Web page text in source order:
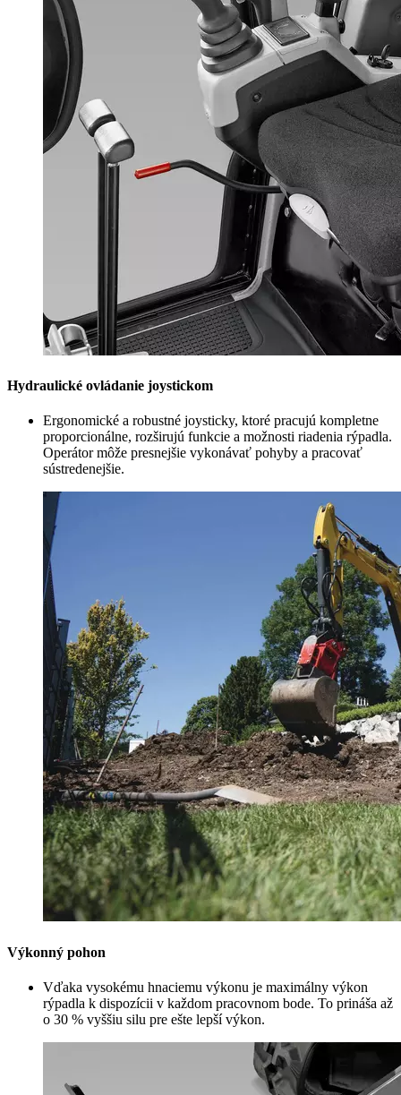
Hydraulické ovládanie joystickom
Ergonomické a robustné joysticky, ktoré pracujú kompletne
proporcionálne, rozširujú funkcie a možnosti riadenia rýpadla.
Operátor môže presnejšie vykonávať pohyby a pracovať
sústredenejšie.
Výkonný pohon
Vďaka vysokému hnaciemu výkonu je maximálny výkon
rýpadla k dispozícii v každom pracovnom bode. To prináša až
o 30 % vyššiu silu pre ešte lepší výkon.